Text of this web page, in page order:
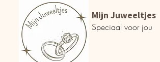
Mijn Juweeltjes
Speciaal voor jou